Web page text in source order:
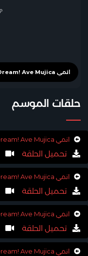
حلقات الموسم
انمي BanG Dream! Ave Mujica الحلقة 1 مترجمة
تحميل الحلقة
انمي BanG Dream! Ave Mujica الحلقة 2 مترجمة
تحميل الحلقة
انمي BanG Dream! Ave Mujica الحلقة 3 مترجمة
تحميل الحلقة
انمي BanG Dream! Ave Mujica الحلقة 4 مترجمة